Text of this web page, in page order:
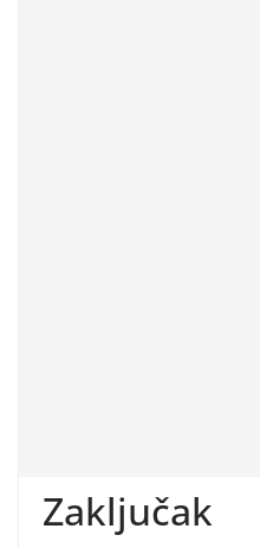
Zaključak